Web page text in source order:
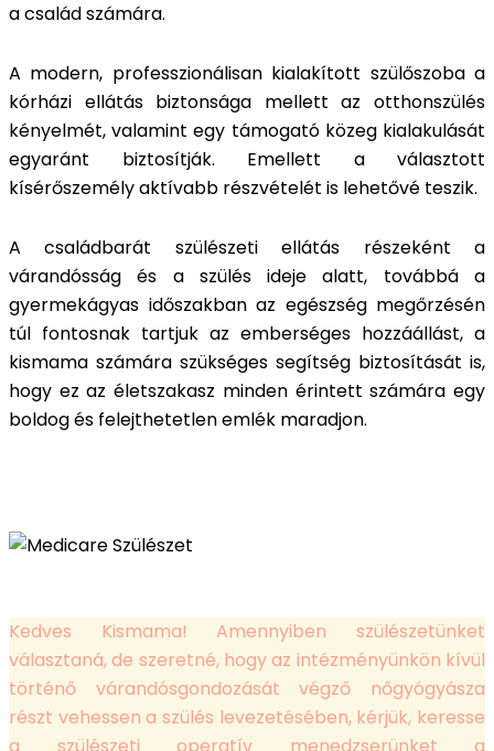
a család számára.
A modern, professzionálisan kialakított szülőszoba a
kórházi ellátás biztonsága mellett az otthonszülés
kényelmét, valamint egy támogató közeg kialakulását
egyaránt biztosítják. Emellett a választott
kísérőszemély aktívabb részvételét is lehetővé teszik.
A családbarát szülészeti ellátás részeként a
várandósság és a szülés ideje alatt, továbbá a
gyermekágyas időszakban az egészség megőrzésén
túl fontosnak tartjuk az emberséges hozzáállást, a
kismama számára szükséges segítség biztosítását is,
hogy ez az életszakasz minden érintett számára egy
boldog és felejthetetlen emlék maradjon.
Kedves Kismama! Amennyiben szülészetünket
választaná, de szeretné, hogy az intézményünkön kívül
történő várandósgondozását végző nőgyógyásza
részt vehessen a szülés levezetésében, kérjük, keresse